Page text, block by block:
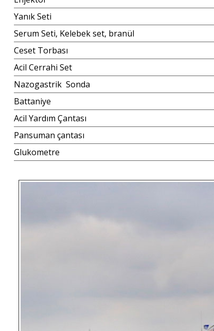
Yanık Seti
Serum Seti, Kelebek set, branül
Ceset Torbası
Acil Cerrahi Set
Nazogastrik Sonda
Battaniye
Acil Yardım Çantası
Pansuman çantası
Glukometre